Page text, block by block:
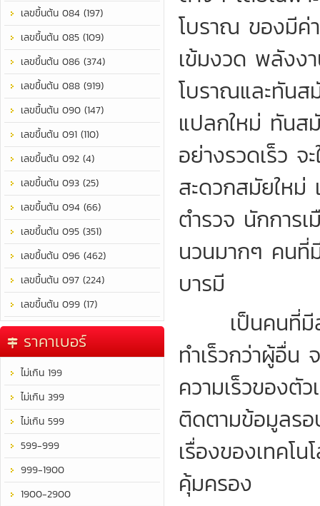
เลขขึ้นต้น 084 (197)
เลขขึ้นต้น 085 (109)
เลขขึ้นต้น 086 (374)
เลขขึ้นต้น 088 (919)
เลขขึ้นต้น 090 (147)
เลขขึ้นต้น 091 (110)
เลขขึ้นต้น 092 (4)
เลขขึ้นต้น 093 (25)
เลขขึ้นต้น 094 (66)
เลขขึ้นต้น 095 (351)
เลขขึ้นต้น 096 (462)
เลขขึ้นต้น 097 (224)
เลขขึ้นต้น 099 (17)
ราคาเบอร์
ไม่เกิน 199
ไม่เกิน 399
ไม่เกิน 599
599-999
999-1900
1900-2900
โบราณ ของมีค่
เข้มงวด พลังง
โบราณและทันส
แปลกใหม่ ทันส
อย่างรวดเร็ว จ
สะดวกสมัยใหม่
ตำรวจ นักการ
นวนมากๆ คนที่
บารมี
เป็นคนที่มีส
ทำเร็วกว่าผู้อื่น
ความเร็วของตั
ติดตามข้อมูลรอ
เรื่องของเทคโ
คุ้มครอง